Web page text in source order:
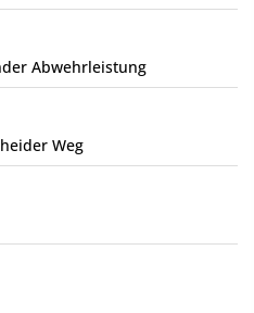
Abwehrleistung
Weg